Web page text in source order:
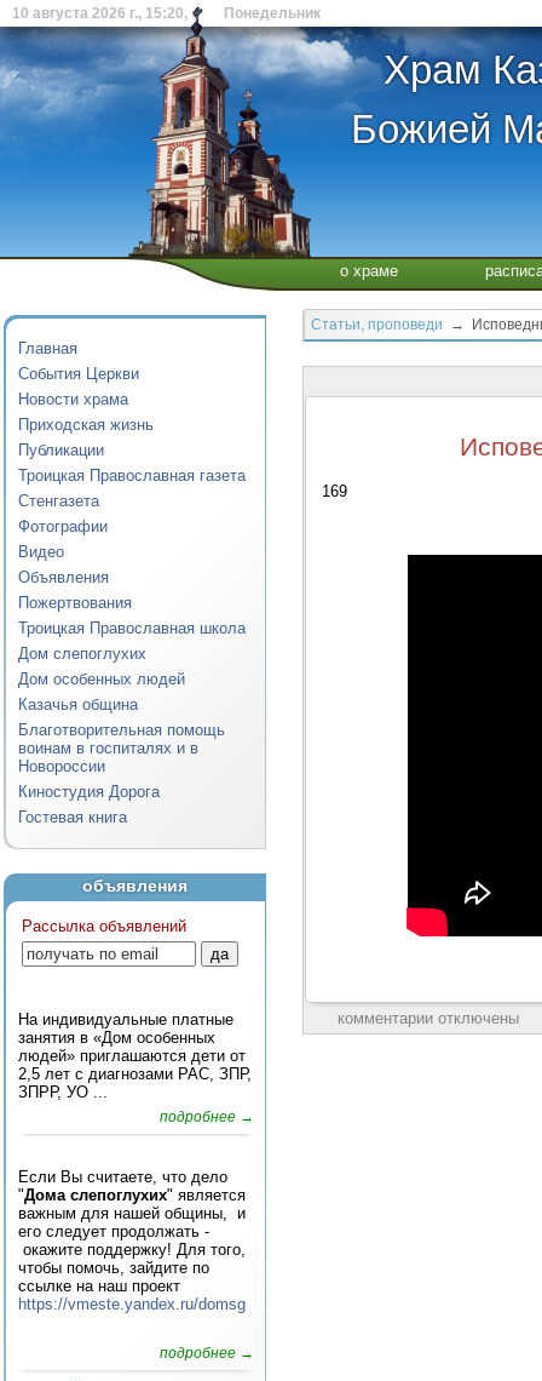
10 августа 2026 г., 15:20, Понедельник
Храм
Божией
о храме
Главная
События Церкви
Новости храма
Приходская жизнь
Публикации
Троицкая Православная газета
Стенгазета
Фотографии
Видео
Объявления
Пожертвования
Троицкая Православная школа
Дом слепоглухих
Дом особенных людей
Казачья община
Благотворительная помощь
воинам в госпиталях и в
Новороссии
Киностудия Дорога
Гостевая книга
объявления
Рассылка объявлений
На индивидуальные платные
занятия в «Дом особенных
людей» приглашаются дети от
2,5 лет с диагнозами РАС, ЗПР,
ЗПРР, УО ...
подробнее →
Если Вы считаете, что дело
"Дома слепоглухих" является
важным для нашей общины, и
его следует продолжать -
окажите поддержку! Для того,
чтобы помочь, зайдите по
ссылке на наш проект
https://vmeste.yandex.ru/domsg
подробнее →
Статьи, проповеди →
169
комментарии отключены